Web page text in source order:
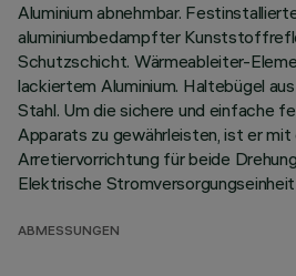
Aluminium abnehmbar.
aluminiumbedampfter
Schutzschicht. Wärmeableiter-
lackiertem Aluminium. Haltebügel
Stahl. Um die sichere und einfache
Apparats zu gewährleisten, ist er mit
Arretiervorrichtung für beide
Elektrische
ABMESSUNGEN